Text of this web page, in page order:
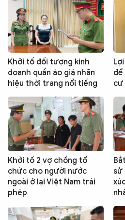
Khởi tố đối tượng kinh
doanh quần áo giả nhãn
hiệu thời trang nổi tiếng
để
cư
Khởi tố 2 vợ chồng tổ
chức cho người nước
ngoài ở lại Việt Nam trái
phép
sử